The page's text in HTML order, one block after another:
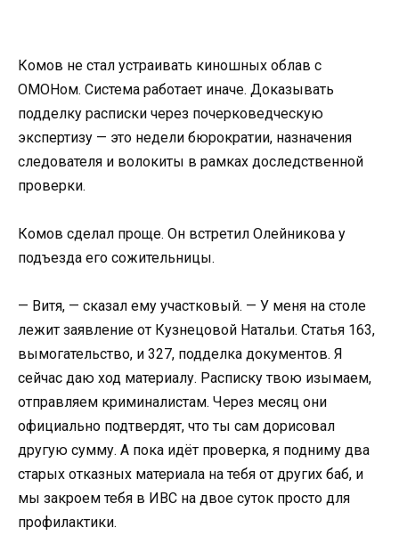
Комов не стал устраивать киношных облав с
ОМОНом. Система работает иначе. Доказывать
подделку расписки через почерковедческую
экспертизу — это недели бюрократии, назначения
следователя и волокиты в рамках доследственной
проверки.
Комов сделал проще. Он встретил Олейникова у
подъезда его сожительницы.
— Витя, — сказал ему участковый. — У меня на столе
лежит заявление от Кузнецовой Натальи. Статья 163,
вымогательство, и 327, подделка документов. Я
сейчас даю ход материалу. Расписку твою изымаем,
отправляем криминалистам. Через месяц они
официально подтвердят, что ты сам дорисовал
другую сумму. А пока идёт проверка, я подниму два
старых отказных материала на тебя от других баб, и
мы закроем тебя в ИВС на двое суток просто для
профилактики.